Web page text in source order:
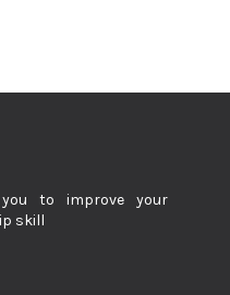
you to improve your
skill